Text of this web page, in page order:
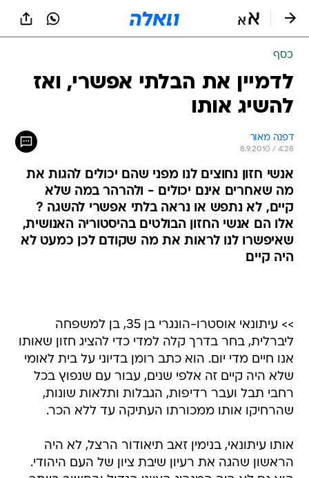
כסף
לדמיין את הבלתי אפשרי, ואז
להשיג אותו
דפנה מאור
8.9.2010 / 4:28
אנשי חזון נחוצים לנו מפני שהם יכולים להגות את
מה שאחרים אינם יכולים - ולהרהר במה שלא
קיים, לא נתפש או נראה בלתי אפשרי להשגה ?
אלו הם אנשי החזון הבולטים בהיסטוריה האנושית,
שאיפשרו לנו לראות את מה שקודם לכן כמעט לא
היה קיים
>> עיתונאי אוסטרו-הונגרי בן 35, בן למשפחה
ליברלית, בחר בדרך קלה למדי כדי להציג חזון שאותו
אנו חיים מדי יום. הוא כתב רומן בדיוני על בית לאומי
שלא היה קיים זה אלפי שנים, עבור עם שנפוץ בכל
רחבי תבל ועבר רדיפות, הגבלות ותלאות שונות,
שהרחיקו אותו ממכורתו העתיקה עד ללא הכר.
אותו עיתונאי, בנימין זאב תיאודור הרצל, לא היה
הראשון שהגה את רעיון שיבת ציון של העם היהודי.